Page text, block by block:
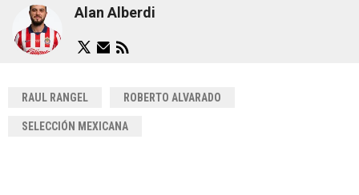
Alan Alberdi
RAUL RANGEL ROBERTO ALVARADO
SELECCIÓN MEXICANA